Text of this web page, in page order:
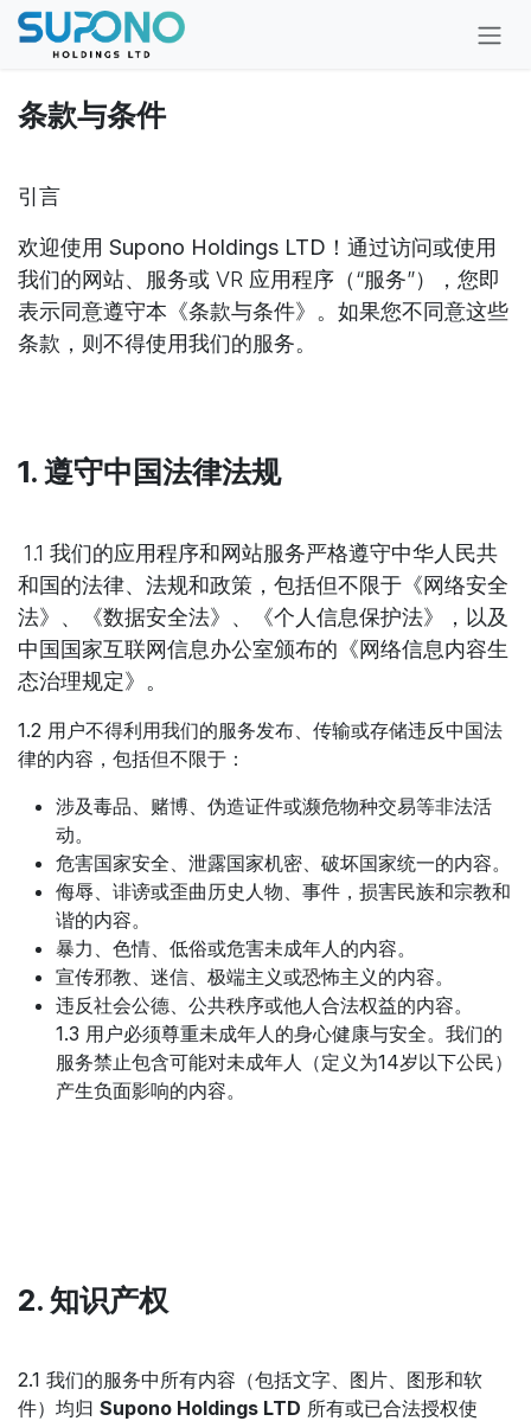
Skip to Content
条款与条件
引言
欢迎使用 Supono Holdings LTD ！通过访问或使用
我们的网站、服务或 VR 应用程序（“服务”），您即
表示同意遵守本《条款与条件》。如果您不同意这些
条款，则不得使用我们的服务。
1. 遵守中国法律法规
1.1 我们的应用程序和网站服务严格遵守中华人民共
和国的法律、法规和政策，包括但不限于《网络安全
法》、《数据安全法》、《个人信息保护法》，以及
中国国家互联网信息办公室颁布的《网络信息内容生
态治理规定》。
1.2 用户不得利用我们的服务发布、传输或存储违反中国法
律的内容，包括但不限于：
涉及毒品、赌博、伪造证件或濒危物种交易等非法活
动。
危害国家安全、泄露国家机密、破坏国家统一的内容。
侮辱、诽谤或歪曲历史人物、事件，损害民族和宗教和
谐的内容。
暴力、色情、低俗或危害未成年人的内容。
宣传邪教、迷信、极端主义或恐怖主义的内容。
违反社会公德、公共秩序或他人合法权益的内容。
1.3 用户必须尊重未成年人的身心健康与安全。我们的
服务禁止包含可能对未成年人（定义为14岁以下公民）
产生负面影响的内容。
2. 知识产权
2.1 我们的服务中所有内容（包括文字、图片、图形和软
件）均归 Supono Holdings LTD 所有或已合法授权使